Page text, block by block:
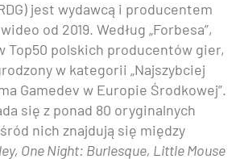
jest wydawcą i producentem
od 2019. Według „Forbesa”,
Top50 polskich producentów gier,
w kategorii „Najszybciej
Gamedev w Europie Środkowej”.
się z ponad 80 oryginalnych
nich znajdują się między
One Night: Burlesque, Little Mouse